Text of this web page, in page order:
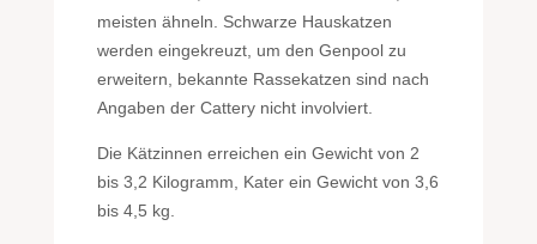
meisten ähneln. Schwarze Hauskatzen
werden eingekreuzt, um den Genpool zu
erweitern, bekannte Rassekatzen sind nach
Angaben der Cattery nicht involviert.
Die Kätzinnen erreichen ein Gewicht von 2
bis 3,2 Kilogramm, Kater ein Gewicht von 3,6
bis 4,5 kg.